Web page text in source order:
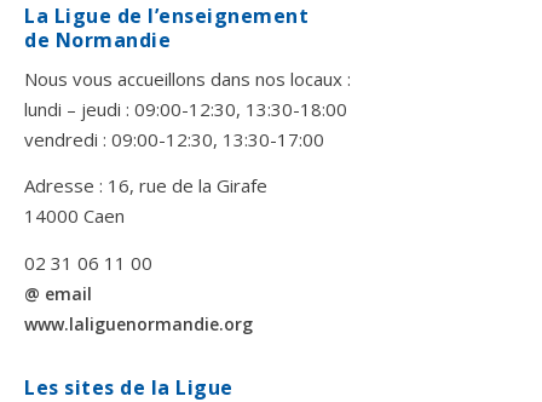
La Ligue de l’enseignement
de Normandie
Nous vous accueillons dans nos locaux :
lundi – jeudi : 09:00-12:30, 13:30-18:00
vendredi : 09:00-12:30, 13:30-17:00
Adresse : 16, rue de la Girafe
14000 Caen
02 31 06 11 00
@ email
www.laliguenormandie.org
Les sites de la Ligue